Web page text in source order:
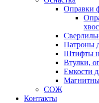
Оправки
Патроны
Штифты
Втулки,
Емкости
СОЖ
Контакты